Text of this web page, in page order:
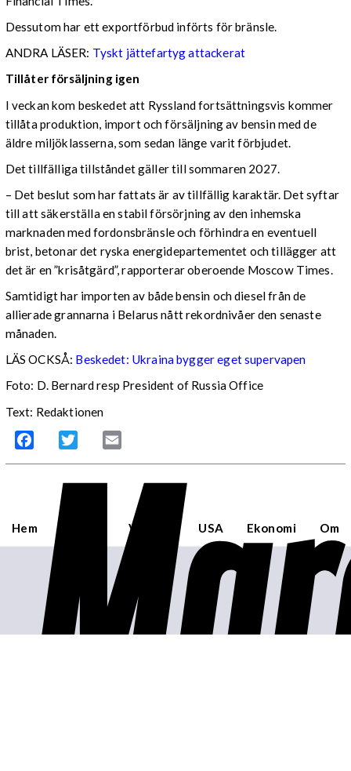
Dessutom har ett exportförbud införts för bränsle.
ANDRA LÄSER: Tyskt jättefartyg attackerat
Tillåter försäljning igen
I veckan kom beskedet att Ryssland fortsättningsvis kommer
tillåta produktion, import och försäljning av bensin med de
äldre miljöklasserna, som sedan länge varit förbjudet.
Det tillfälliga tillståndet gäller till sommaren 2027.
– Det beslut som har fattats är av tillfällig karaktär. Det syftar
till att säkerställa en stabil försörjning av den inhemska
marknaden med fordonsbränsle och förhindra en eventuell
brist, betonar det ryska energidepartementet och tillägger att
det är en ”krisåtgärd”, rapporterar oberoende Moscow Times.
Samtidigt har importen av både bensin och diesel från de
allierade grannarna i Belarus nått rekordnivåer den senaste
månaden.
LÄS OCKSÅ: Beskedet: Ukraina bygger eget supervapen
Foto: D. Bernard resp President of Russia Office
Text: Redaktionen
Facebook Twitter
Hem Världen USA Ekonomi Om